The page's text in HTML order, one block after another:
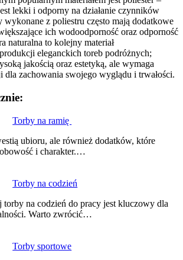
lekki i odporny na działanie czynników
wykonane z poliestru często mają dodatkowe
ich wodoodporność oraz odporność
naturalna to kolejny materiał
eleganckich toreb podróżnych;
jakością oraz estetyką, ale wymaga
dla zachowania swojego wyglądu i trwałości.
Torby na ramię
ubioru, ale również dodatków, które
i charakter.…
Torby na codzień
na codzień do pracy jest kluczowy dla
Warto zwrócić…
Torby sportowe